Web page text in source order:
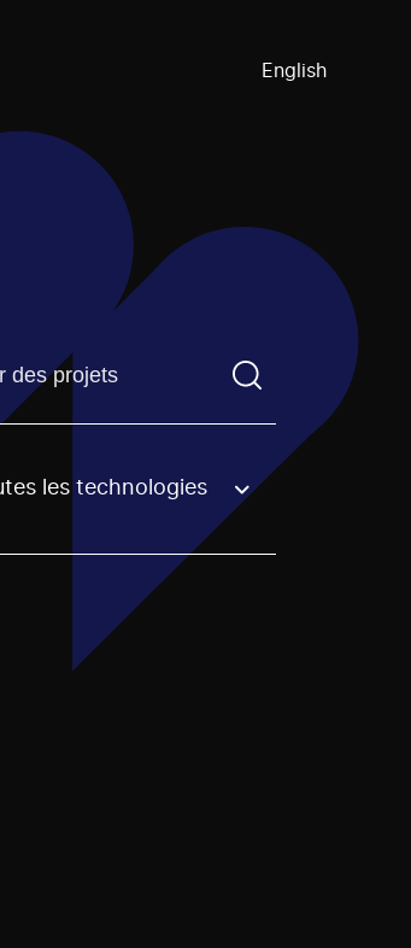
English
devez saisir un terme de
les technologies